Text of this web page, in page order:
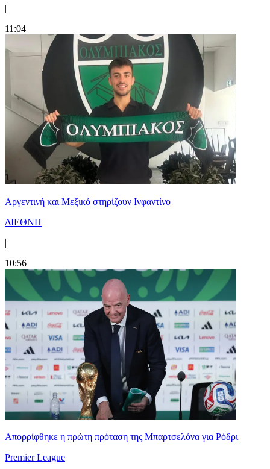
|
11:04
Αργεντινή και Μεξικό στηρίζουν Ινφαντίνο
ΔΙΕΘΝΗ
|
10:56
Απορρίφθηκε η πρώτη πρόταση της Μπαρτσελόνα για Ρόδρι
Premier League